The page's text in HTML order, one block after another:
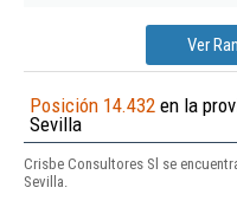
Ver
Posición 14.432 en la
Sevilla
Crisbe Consultores Sl se
Sevilla.